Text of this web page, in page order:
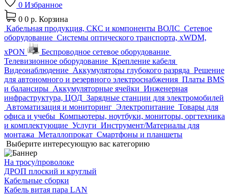
0 Избранное
0 0 р. Корзина
Кабельная продукция, СКС и компоненты ВОЛС Сетевое
оборудование Системы оптического транспорта, xWDM,
xPON
Беспроводное сетевое оборудование
Телевизионное оборудование Крепление кабеля
Видеонаблюдение Аккумуляторы глубокого разряда Решение
для автономного и резервного электроснабжения Платы BMS
и балансиры Аккумуляторные ячейки Инженерная
инфраструктура, ЦОД Зарядные станции для электромобилей
Автоматизация и мониторинг Электропитание Товары для
офиса и учебы Компьютеры, ноутбуки, мониторы, оргтехника
и комплектующие Услуги Инструмент/Материалы для
монтажа Металлопрокат Смартфоны и планшеты
Выберите интересующую вас категорию
На тросу/проволоке
ДРОП плоский и круглый
Кабельные сборки
Кабель витая пара LAN